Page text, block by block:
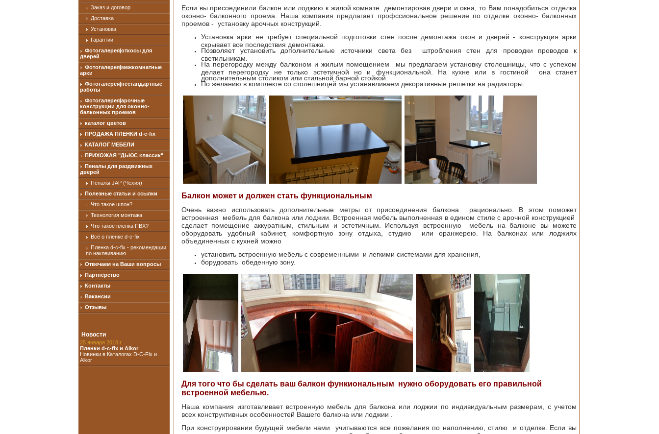
Заказ и договор
Доставка
Установка
Гарантии
Фотогалерея|откосы для
дверей
Фотогалерея|межкомнатные
арки
Фотогалерея|нестандартные
работы
Фотогалерея|арочные
конструкции для оконно-
балконных проемов
каталог цветов
ПРОДАЖА ПЛЕНКИ d-c-fix
КАТАЛОГ МЕБЕЛИ
ПРИХОЖАЯ "ДЬЮС классик"
Пеналы для раздвижных
дверей
Пеналы JAP (Чехия)
Полезные статьи и ссылки
Что такое шпон?
Технология монтажа
Что такое пленка ПВХ?
Всё о пленке d-c-fix
Пленка d-c-fix - рекомендации
по наклеиванию
Отвечаем на Ваши вопросы
Партнёрство
Контакты
Вакансии
Отзывы
Новости
25 января 2018 г.
Пленки d-c-fix и Alkor
Новинки в Каталогах D-C-Fix и
Alkor
Если вы присоединили балкон или лоджию к жилой комнате демонтировав двери и окна, то Вам понадобиться отделка
оконно- балконного проема. Наша компания предлагает профссиональное решение по отделке оконно- балконных
проемов - установку арочных конструкций.
Установка арки не требует специальной подготовки стен после демонтажа окон и дверей - конструкция арки
скрывает все последствия демонтажа.
Позволяет установить дополнительные источники света без штробления стен для проводки проводов к
светильникам.
На перегородку между балконом и жилым помещением мы предлагаем установку столешницы, что с успехом
делает перегородку не только эстетичной но и функциональной. На кухне или в гостиной она станет
дополнительным столиком или стильной барной стойкой.
По желанию в комплекте со столешницей мы устанавливаем декоративные решетки на радиаторы.
Балкон может и должен стать функциональным
Очень важно использовать дополнительные метры от присоединения балкона рационально. В этом поможет
встроенная мебель для балкона или лоджии. Встроенная мебель выполненная в едином стиле с арочной конструкцией
сделает помещение аккуратным, стильным и эстетичным. Используя встроенную мебель на балконе вы можете
оборудовать удобный кабинет, комфортную зону отдыха, студию или оранжерею. На балконах или лоджиях
объединенных с кухней можно
установить встроенную мебель с современными и легкими системами для хранения,
борудовать обеденную зону.
Для того что бы сделать ваш балкон функиональным нужно оборудовать его правильной
встроенной мебелью.
Наша компания изготавливает встроенную мебель для балкона или лоджии по индивидуальным размерам, с учетом
всех конструктивных особенностей Вашего балкона или лоджии .
При конструировании будущей мебели нами учитываются все пожелания по наполнению, стилю и отделке. Если вы